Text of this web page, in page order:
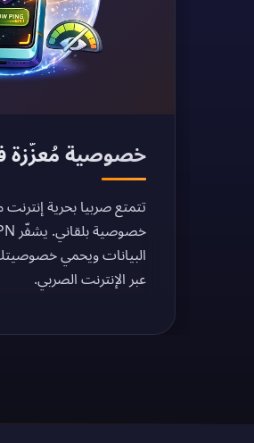
خصوصية مُعزّزة
تتمتع صربيا بحرية
البيانات ويحمي
عبر الإنترنت الصربي.